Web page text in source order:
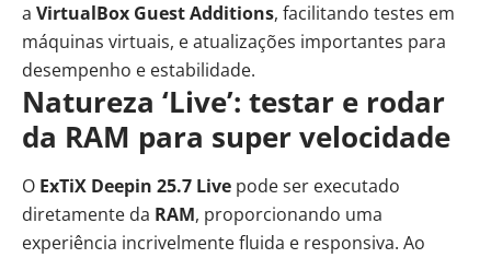
a VirtualBox Guest Additions, facilitando testes em
máquinas virtuais, e atualizações importantes para
desempenho e estabilidade.
Natureza ‘Live’: testar e rodar
da RAM para super velocidade
O ExTiX Deepin 25.7 Live pode ser executado
diretamente da RAM, proporcionando uma
experiência incrivelmente fluida e responsiva. Ao